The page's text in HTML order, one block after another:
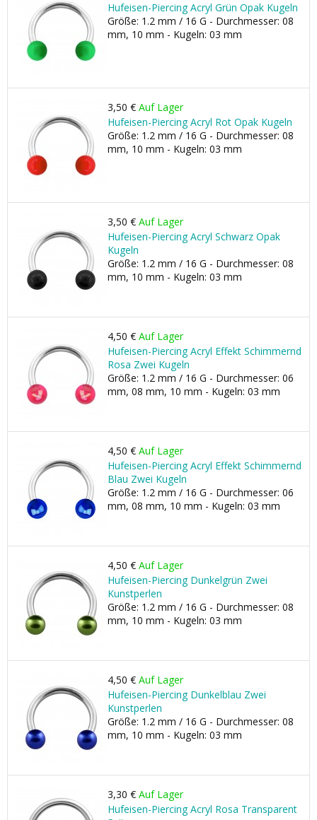
Hufeisen-Piercing Acryl Grün Opak Kugeln
Größe: 1.2 mm / 16 G - Durchmesser: 08
mm, 10 mm - Kugeln: 03 mm
3,50 € Auf Lager
Hufeisen-Piercing Acryl Rot Opak Kugeln
Größe: 1.2 mm / 16 G - Durchmesser: 08
mm, 10 mm - Kugeln: 03 mm
3,50 € Auf Lager
Hufeisen-Piercing Acryl Schwarz Opak
Kugeln
Größe: 1.2 mm / 16 G - Durchmesser: 08
mm, 10 mm - Kugeln: 03 mm
4,50 € Auf Lager
Hufeisen-Piercing Acryl Effekt Schimmernd
Rosa Zwei Kugeln
Größe: 1.2 mm / 16 G - Durchmesser: 06
mm, 08 mm, 10 mm - Kugeln: 03 mm
4,50 € Auf Lager
Hufeisen-Piercing Acryl Effekt Schimmernd
Blau Zwei Kugeln
Größe: 1.2 mm / 16 G - Durchmesser: 06
mm, 08 mm, 10 mm - Kugeln: 03 mm
4,50 € Auf Lager
Hufeisen-Piercing Dunkelgrün Zwei
Kunstperlen
Größe: 1.2 mm / 16 G - Durchmesser: 08
mm, 10 mm - Kugeln: 03 mm
4,50 € Auf Lager
Hufeisen-Piercing Dunkelblau Zwei
Kunstperlen
Größe: 1.2 mm / 16 G - Durchmesser: 08
mm, 10 mm - Kugeln: 03 mm
3,30 € Auf Lager
Hufeisen-Piercing Acryl Rosa Transparent